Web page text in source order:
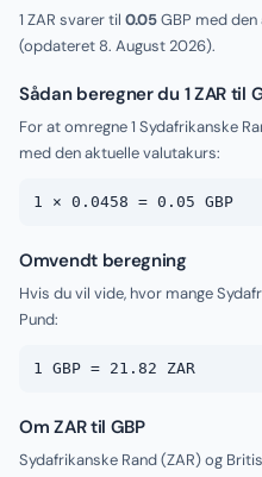
1 ZAR svarer til 0.05GBP med
(opdateret 8. August 2026).
Sådan beregner du 1 ZAR til
For at omregne 1 Sydafrikanske
med den aktuelle valutakurs:
1 × 0.0458 = 0.05 GBP
Omvendt beregning
Hvis du vil vide, hvor mange
Pund:
1 GBP = 21.82 ZAR
Om ZAR til GBP
Sydafrikanske Rand (ZAR) og